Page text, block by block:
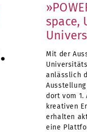
space,
Mit der
anlässlich
dort vom 1.
kreativen
erhalten
eine